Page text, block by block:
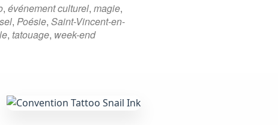
,événement culturel,magie,
,Poésie,Saint-Vincent-en-
, tatouage, week-end